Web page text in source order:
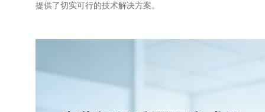
提供了切实可行的技术解决方案。